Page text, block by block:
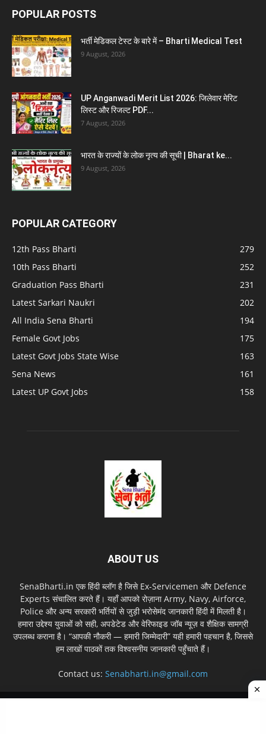
POPULAR POSTS
भर्ती मेडिकल टेस्ट के बारे में – Bharti Medical Test
9 August, 2026
UP Anganwadi Merit List 2026: जिलेवार मेरिट
लिस्ट और रिजल्ट PDF...
7 August, 2026
भारत के राज्यों के लोक नृत्य की सूची | Bharat ke...
9 August, 2026
POPULAR CATEGORY
12th Pass Bharti
279
10th Pass Bharti
252
Graduation Pass Bharti
231
Latest Sarkari Naukri
202
All India Sena Bharti
194
Female Govt Jobs
175
Latest Govt Jobs State Wise
163
Sena News
161
Latest UP Govt Jobs
158
ABOUT US
SenaBharti.in एक हिंदी ब्लॉग है जिसे Ex‑Servicemen और Defence
Experts संचालित करते हैं। यहाँ आपको रोज़ाना Army, Navy, Airforce,
Police और अन्य सरकारी भर्तियों से जुड़ी भरोसेमंद जानकारी हिंदी में मिलती है।
हमारा उद्देश्य युवाओं को सही, अपडेटेड और वेरिफाइड जॉब न्यूज़ व शैक्षिक सामग्री
उपलब्ध कराना है। “आपकी नौकरी — हमारी जिम्मेदारी” यही हमारी पहचान है, जिससे
हम लाखों पाठकों तक विश्वसनीय जानकारी पहुँचाते हैं।
Contact us: Senabharti.in@gmail.com